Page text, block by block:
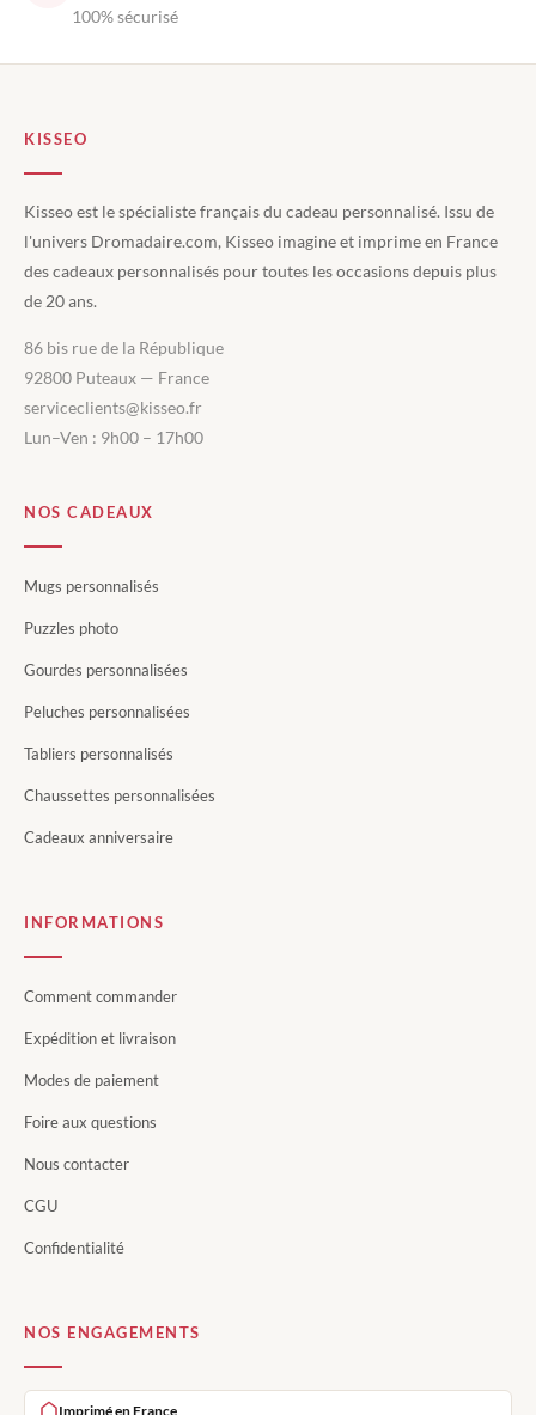
100% sécurisé
KISSEO
Kisseo est le spécialiste français du cadeau personnalisé. Issu de
l'univers Dromadaire.com, Kisseo imagine et imprime en France
des cadeaux personnalisés pour toutes les occasions depuis plus
de 20 ans.
86 bis rue de la République
92800 Puteaux — France
serviceclients@kisseo.fr
Lun–Ven : 9h00 – 17h00
NOS CADEAUX
Mugs personnalisés
Puzzles photo
Gourdes personnalisées
Peluches personnalisées
Tabliers personnalisés
Chaussettes personnalisées
Cadeaux anniversaire
INFORMATIONS
Comment commander
Expédition et livraison
Modes de paiement
Foire aux questions
Nous contacter
CGU
Confidentialité
NOS ENGAGEMENTS
Imprimé en France